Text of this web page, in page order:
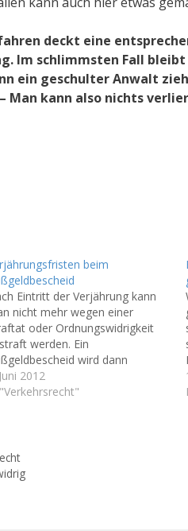
deckt eine
Im schlimmsten Fall bleibt
ein geschulter Anwalt
Man kann also nichts
beim
Eintritt der Verjährung kann
nicht mehr wegen einer
oder Ordnungswidrigkeit
werden. Ein
wird dann
nicht erlassen, oder man
erfolgreich Einspruch
In § 26 III
(StVG)
2012